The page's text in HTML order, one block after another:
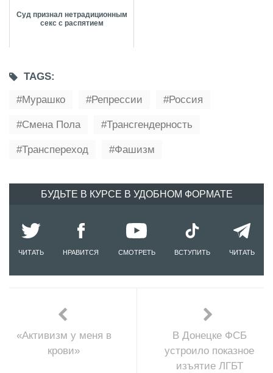
Суд признал нетрадиционным
секс с распятием
TAGS:
Мурашко
Репрессии Россия
Смена Пола Трансгендерность
Транспереход Фашизм
БУДЬТЕ В КУРСЕ В УДОБНОМ ФОРМАТЕ
ЧИТАТЬ НРАВИТСЯ СМОТРЕТЬ ВСТУПИТЬ ЧИТАТЬ
«Активизм у меня в
крови»
В Донецке ФСБ
устроило показное
изъятие ЛГБТ